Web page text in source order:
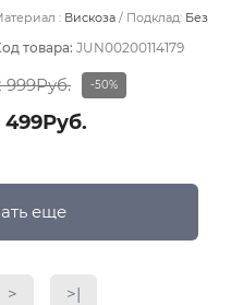
: Вискоза Подклад: Без
товара: JUN00200114179
999Руб. -50%
499Руб.
еще
> >|